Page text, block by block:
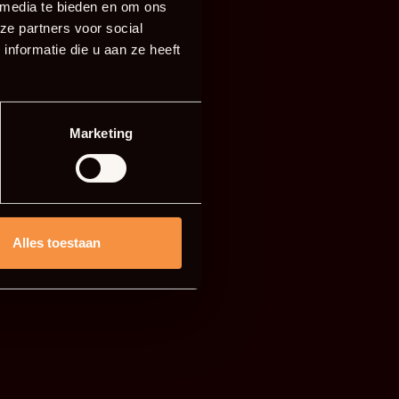
te bieden en om ons
partners voor social
die u aan ze heeft
Marketing
Alles toestaan